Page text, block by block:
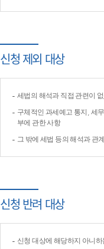
신청 제외 대상
세법의 해석과 직접 관련이
구체적인 과세예고 통지, 세
부에 관한 사항
그 밖에 세법 등의 해석과 관
신청 반려 대상
신청 대상에 해당하지 아니하